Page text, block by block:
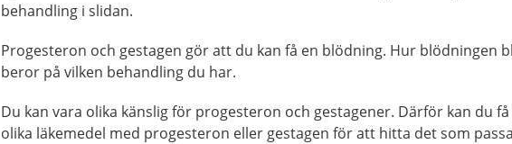
behandling i slidan.
Progesteron och gestagen gör att du kan få en blödning. Hur blödningen
beror på vilken behandling du har.
Du kan vara olika känslig för progesteron och gestagener. Därför kan du
olika läkemedel med progesteron eller gestagen för att hitta det som